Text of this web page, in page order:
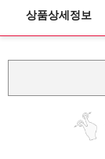
상품상세정보